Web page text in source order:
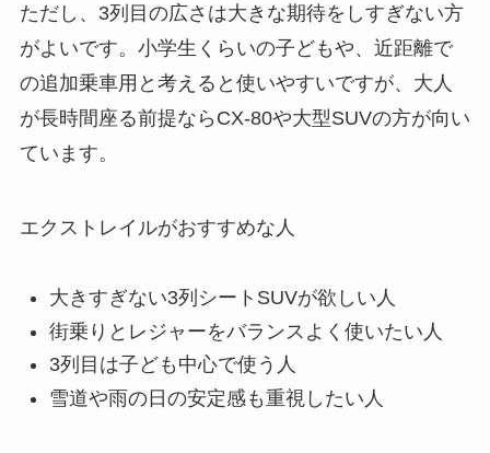
ただし、3列目の広さは大きな期待をしすぎない方
がよいです。小学生くらいの子どもや、近距離で
の追加乗車用と考えると使いやすいですが、大人
が長時間座る前提ならCX-80や大型SUVの方が向い
ています。
エクストレイルがおすすめな人
大きすぎない3列シートSUVが欲しい人
街乗りとレジャーをバランスよく使いたい人
3列目は子ども中心で使う人
雪道や雨の日の安定感も重視したい人